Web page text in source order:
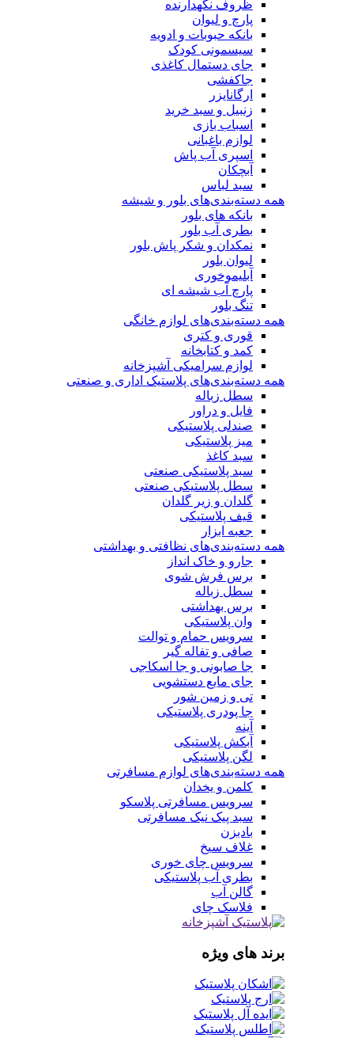
ظروف نگهدارنده
پارچ و لیوان
بانکه حبوبات و ادویه
سیسمونی کودک
جای دستمال کاغذی
جاکفشی
ارگانایزر
زنبیل و سبد خرید
اسباب بازی
لوازم باغبانی
اسپری آب پاش
آبچکان
سبد لباس
همه دسته‌بندی‌های بلور و شیشه
بانکه های بلور
بطری آب بلور
نمکدان و شکر پاش بلور
لیوان بلور
آبلیموخوری
پارچ آب شیشه ای
تنگ بلور
همه دسته‌بندی‌های لوازم خانگی
قوری و کتری
کمد و کتابخانه
لوازم سرامیکی آشپزخانه
همه دسته‌بندی‌های پلاستیک اداری و صنعتی
سطل زباله
فایل و دراور
صندلی پلاستیکی
میز پلاستیکی
سبد کاغذ
سبد پلاستیکی صنعتی
سطل پلاستیکی صنعتی
گلدان و زیر گلدان
قیف پلاستیکی
جعبه ابزار
همه دسته‌بندی‌های نظافتی و بهداشتی
جارو و خاک انداز
برس فرش شوی
سطل زباله
برس بهداشتی
وان پلاستیکی
سرویس حمام و توالت
صافی و تفاله گیر
جا صابونی و جا اسکاجی
جای مایع دستشویی
تی و زمین شور
جا پودری پلاستیکی
آینه
آبکش پلاستیکی
لگن پلاستیکی
همه دسته‌بندی‌های لوازم مسافرتی
کلمن و یخدان
سرویس مسافرتی پلاسکو
سبد پیک نیک مسافرتی
بادبزن
غلاف سیخ
سرویس چای خوری
بطری آب پلاستیکی
گالن آب
فلاسک چای
برند های ویژه